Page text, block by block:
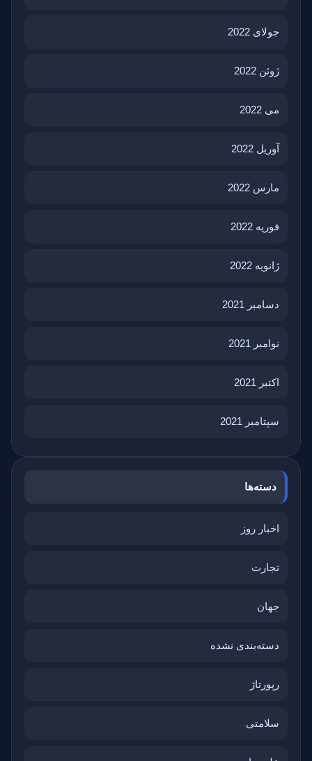
جولای 2022
ژوئن 2022
می 2022
آوریل 2022
مارس 2022
فوریه 2022
ژانویه 2022
دسامبر 2021
نوامبر 2021
اکتبر 2021
سپتامبر 2021
دسته‌ها
اخبار روز
تجارت
جهان
دسته‌بندی نشده
رپورتاژ
سلامتی